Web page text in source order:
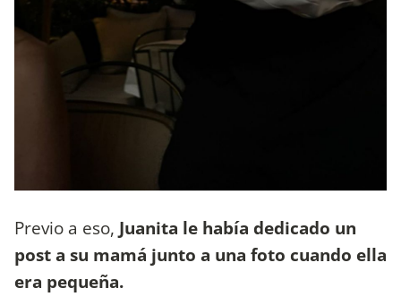
Previo a eso, Juanita le había dedicado un
post a su mamá junto a una foto cuando ella
era pequeña.